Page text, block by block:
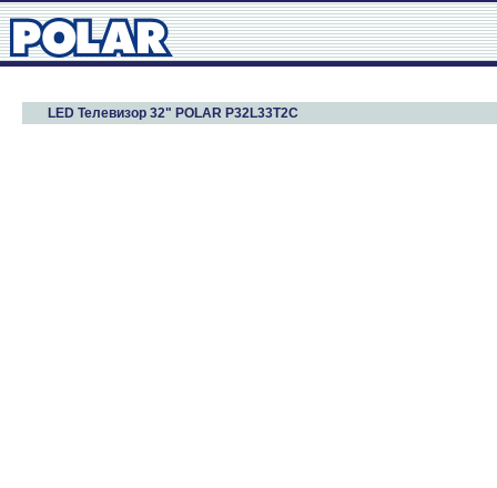
LED Телевизор 32" POLAR P32L33T2C